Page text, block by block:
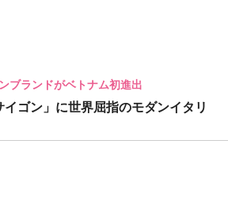
ブランドがベトナム初進出
イゴン」に世界屈指のモダンイタリ